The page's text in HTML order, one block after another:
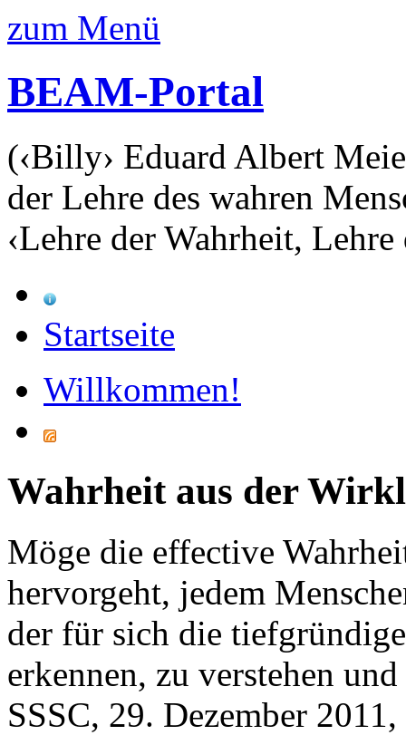
zum Menü
BEAM-Portal
(‹Billy› Eduard Albert
der Lehre des wahren
‹Lehre der Wahrheit, Lehre
Startseite
Willkommen!
Wahrheit aus der
Möge die effective
hervorgeht, jedem
der für sich die
erkennen, zu verstehen
SSSC, 29. Dezember